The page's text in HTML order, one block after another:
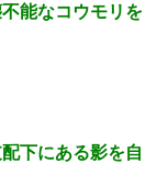
能なコウモリを
下にある影を自